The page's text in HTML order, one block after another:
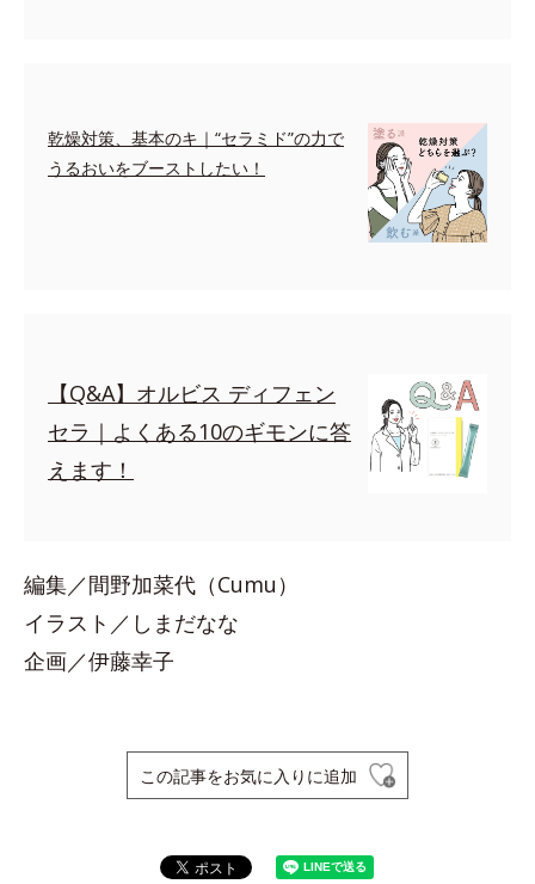
乾燥対策、基本のキ｜“セラミド”の力で
うるおいをブーストしたい！
【Q&A】オルビス ディフェン
セラ｜よくある10のギモンに答
えます！
編集／間野加菜代（Cumu）
イラスト／しまだなな
企画／伊藤幸子
この記事をお気に入りに追加